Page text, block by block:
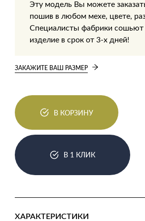
Эту модель Вы можете
пошив в любом мехе, цвете,
Специалисты фабрики сошьют
изделие в срок от 3-х дней!
ЗАКАЖИТЕ ВАШ РАЗМЕР
В КОРЗИНУ
В 1 КЛИК
ХАРАКТЕРИСТИКИ